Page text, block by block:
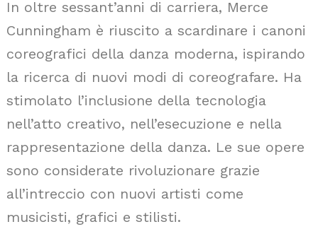
In oltre sessant’anni di carriera, Merce
Cunningham è riuscito a scardinare i canoni
coreografici della danza moderna, ispirando
la ricerca di nuovi modi di coreografare. Ha
stimolato l’inclusione della tecnologia
nell’atto creativo, nell’esecuzione e nella
rappresentazione della danza. Le sue opere
sono considerate rivoluzionare grazie
all’intreccio con nuovi artisti come
musicisti, grafici e stilisti.